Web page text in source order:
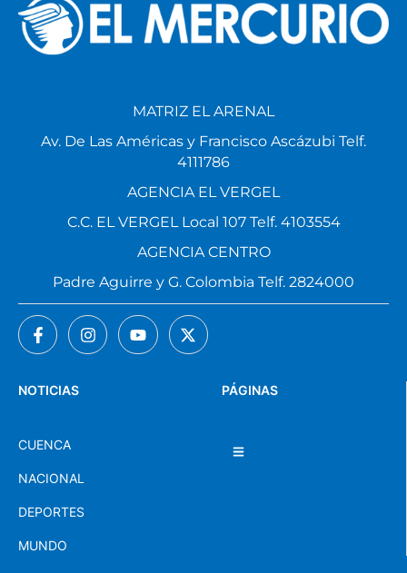
PÁGINAS
NOTICIAS
CUENCA
NACIONAL
DEPORTES
MUNDO
MATRIZ EL ARENAL
Av. De Las Américas y Francisco Ascázubi Telf.
4111786
AGENCIA EL VERGEL
C.C. EL VERGEL Local 107 Telf. 4103554
AGENCIA CENTRO
Padre Aguirre y G. Colombia Telf. 2824000